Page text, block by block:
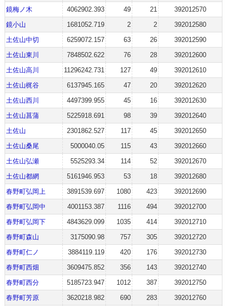
鏡梅ノ木
4062902.393 49 21
392012570
鏡小山
1681052.719 2 2
392012580
土佐山中切
6259072.157 63 26
392012590
土佐山東川
7848502.622 76 28
392012600
土佐山高川
11296242.731 127 49
392012610
土佐山梶谷
6137945.165 47 20
392012620
土佐山西川
4497399.955 45 16
392012630
土佐山菖蒲
5225918.691 98 39
392012640
土佐山
2301862.527 117 45
392012650
土佐山桑尾
5000040.05 115 43
392012660
土佐山弘瀬
5525293.34 114 52
392012670
土佐山都網
5161946.953 53 18
392012680
春野町弘岡上
3891539.697 1080 423
392012690
春野町弘岡中
4001153.387 1116 494
392012700
春野町弘岡下
4843629.099 1035 414
392012710
春野町森山
3175090.98 757 305
392012720
春野町仁ノ
3884119.119 420 176
392012730
春野町西畑
3609475.852 356 143
392012740
春野町西分
5185723.947 1012 387
392012750
春野町芳原
3620218.982 690 283
392012760